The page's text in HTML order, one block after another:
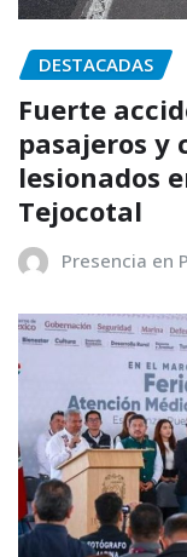
DESTACADAS
Fuerte
pasajeros y
lesionados
Tejocotal
Presencia en